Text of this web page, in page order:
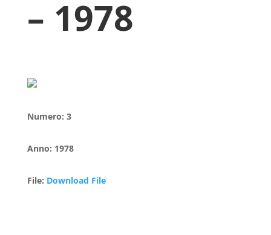
– 1978
Numero: 3
Anno: 1978
File: Download File